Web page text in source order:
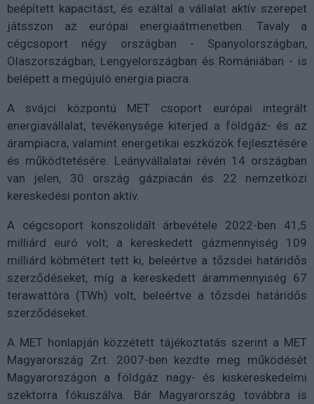
beépített kapacitást, és ezáltal a vállalat aktív szerepet
játsszon az európai energiaátmenetben. Tavaly a
cégcsoport négy országban - Spanyolországban,
Olaszországban, Lengyelországban és Romániában - is
belépett a megújuló energia piacra.
A svájci központú MET csoport európai integrált
energiavállalat, tevékenysége kiterjed a földgáz- és az
árampiacra, valamint energetikai eszközök fejlesztésére
és működtetésére. Leányvállalatai révén 14 országban
van jelen, 30 ország gázpiacán és 22 nemzetközi
kereskedési ponton aktív.
A cégcsoport konszolidált árbevétele 2022-ben 41,5
milliárd euró volt; a kereskedett gázmennyiség 109
milliárd köbmétert tett ki, beleértve a tőzsdei határidős
szerződéseket, míg a kereskedett árammennyiség 67
terawattóra (TWh) volt, beleértve a tőzsdei határidős
szerződéseket.
A MET honlapján közzétett tájékoztatás szerint a MET
Magyarország Zrt. 2007-ben kezdte meg működését
Magyarországon a földgáz nagy- és kiskereskedelmi
szektorra fókuszálva. Bár Magyarország továbbra is